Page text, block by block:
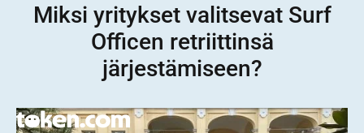
Miksi yritykset valitsevat Surf
Officen retriittinsä
järjestämiseen?